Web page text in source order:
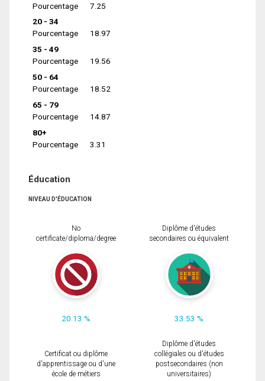
Pourcentage
7.25
20 - 34
Pourcentage
18.97
35 - 49
Pourcentage
19.56
50 - 64
Pourcentage
18.52
65 - 79
Pourcentage
14.87
80+
Pourcentage
3.31
Éducation
NIVEAU D'ÉDUCATION
No
certificate/diploma/degree
20.13 %
Diplôme d'études
secondaires ou équivalent
33.53 %
Certificat ou diplôme
d'apprentissage ou d'une
école de métiers
Diplôme d'études
collégiales ou d'études
postsecondaires (non
universitaires)